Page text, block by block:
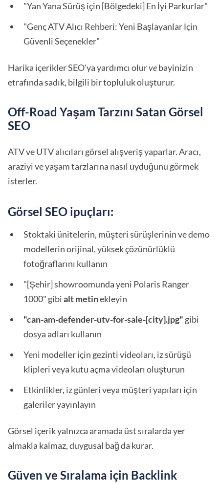
"Yan Yana Sürüş için [Bölgedeki] En İyi Parkurlar"
"Genç ATV Alıcı Rehberi: Yeni Başlayanlar İçin
Güvenli Seçenekler"
Harika içerikler SEO'ya yardımcı olurvebayinizin
etrafında sadık, bilgili bir topluluk oluşturur.
Off-Road Yaşam Tarzını Satan Görsel
SEO
ATV ve UTV alıcıları görsel alışveriş yaparlar. Aracı,
araziyi ve yaşam tarzlarına nasıl uyduğunu görmek
isterler.
Görsel SEO ipuçları:
Stoktaki ünitelerin, müşteri sürüşlerinin ve demo
modellerin orijinal, yüksek çözünürlüklü
fotoğraflarını kullanın
"[Şehir] showroomunda yeni Polaris Ranger
1000" gibialt metinekleyin
"can-am-defender-utv-for-sale-[city].jpg" gibi
dosya adları kullanın
Yeni modeller için gezinti videoları, iz sürüşü
klipleri veya kutu açma videoları oluşturun
Etkinlikler, iz günleri veya müşteri yapıları için
galeriler yayınlayın
Görsel içerik yalnızca aramada üst sıralarda yer
almakla kalmaz, duygusal bağ da kurar.
Güven ve Sıralama için Backlink